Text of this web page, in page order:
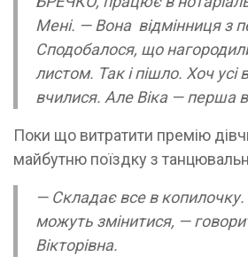
Мені. — Вона відмінниця з
Сподобалося, що
листом. Так і пішло. Хоч усі
вчилися. Але Віка — перша
Поки що витратити премію
майбутню поїздку з
— Складає все в
можуть змінитися, —
Вікторівна.